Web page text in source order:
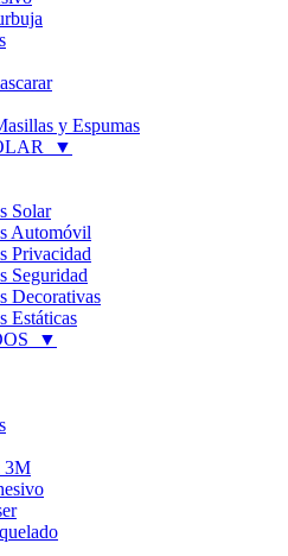
y Espumas
▼
Solar
Automóvil
Privacidad
Seguridad
Decorativas
Estáticas
▼
3M